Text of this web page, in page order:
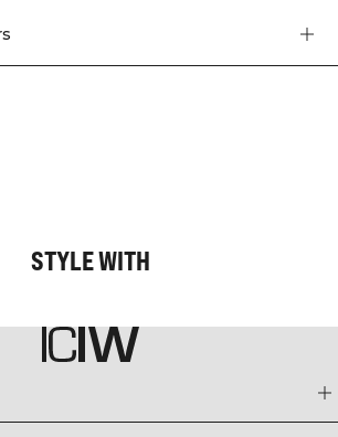
vous vous donnez à fond. Il offre une respirabilité
frais ou comme couche extérieure légère par
que la fermeture éclair ¼ permet d’affiner la
STYLE WITH